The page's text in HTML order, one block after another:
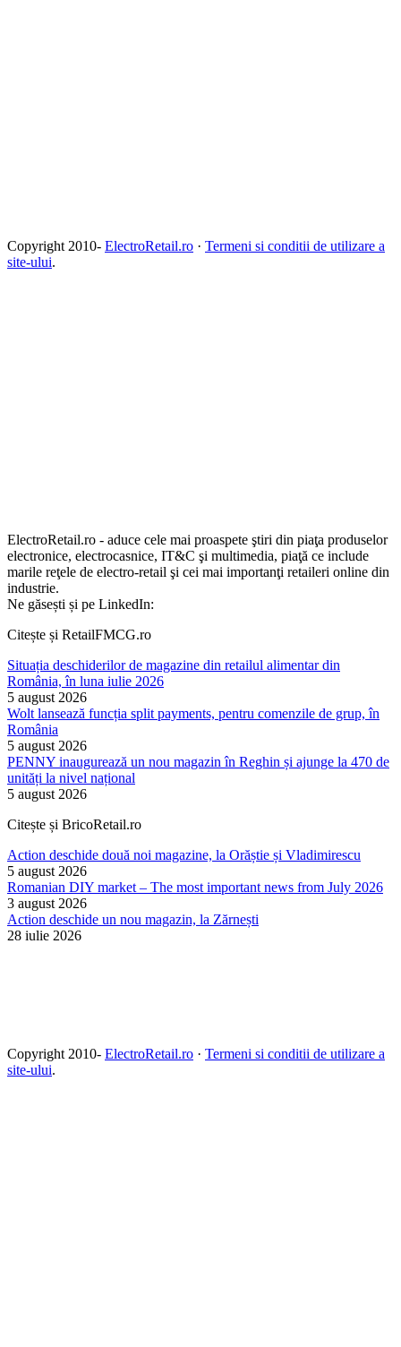
Copyright 2010- ElectroRetail.ro · Termeni si conditii de utilizare a
site-ului.
ElectroRetail.ro - aduce cele mai proaspete ştiri din piaţa produselor
electronice, electrocasnice, IT&C şi multimedia, piaţă ce include
marile reţele de electro-retail şi cei mai importanţi retaileri online din
industrie.
Ne găsești și pe LinkedIn:
Citește și RetailFMCG.ro
Situația deschiderilor de magazine din retailul alimentar din
România, în luna iulie 2026
5 august 2026
Wolt lansează funcția split payments, pentru comenzile de grup, în
România
5 august 2026
PENNY inaugurează un nou magazin în Reghin și ajunge la 470 de
unități la nivel național
5 august 2026
Citește și BricoRetail.ro
Action deschide două noi magazine, la Orăștie și Vladimirescu
5 august 2026
Romanian DIY market – The most important news from July 2026
3 august 2026
Action deschide un nou magazin, la Zărnești
28 iulie 2026
Copyright 2010- ElectroRetail.ro · Termeni si conditii de utilizare a
site-ului.